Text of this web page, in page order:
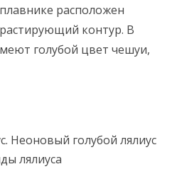
расположен
контур. В
голубой цвет чешуи,